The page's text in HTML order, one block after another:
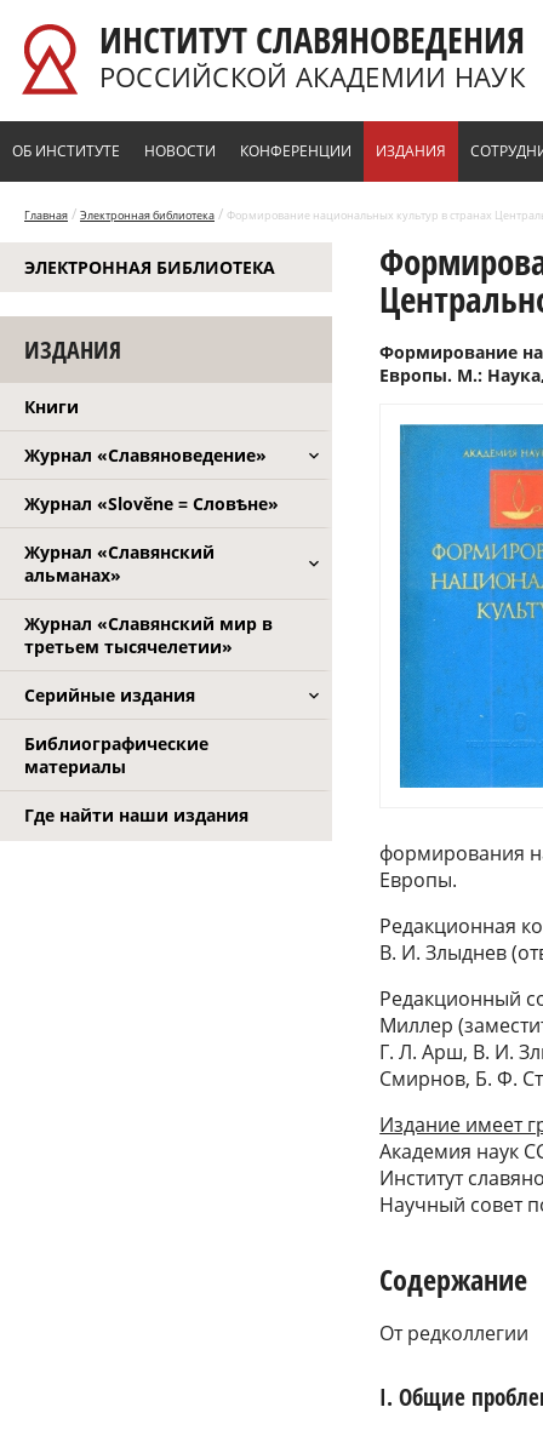
ИНСТИТУТ СЛАВЯНОВЕДЕНИЯ
РОССИЙСКОЙ АКАДЕМИИ НАУК
ОБ ИНСТИТУТЕ НОВОСТИ КОНФЕРЕНЦИИ ИЗДАНИЯ
Главная / Электронная библиотека / Формирование национальных культур в странах
ЭЛЕКТРОННАЯ БИБЛИОТЕКА
ИЗДАНИЯ
Книги
Журнал «Славяноведение»
Журнал «Slověne = Словѣне»
Журнал «Славянский
альманах»
Журнал «Славянский мир в
третьем тысячелетии»
Серийные издания
Библиографические
материалы
Где найти наши издания
Формирование
Европы. М.: Наука,
формирования
Европы.
Редакционная
В. И. Злыднев
Редакционный
Миллер
Г. Л. Арш, В. И.
Смирнов, Б. Ф.
Издание имеет
Академия наук
Институт
Научный совет
Содержание
От редколлегии
I. Общие